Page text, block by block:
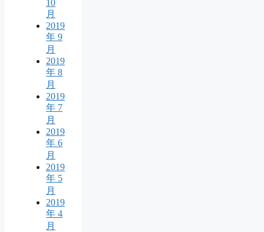
10
月
2019
年 9
月
2019
年 8
月
2019
年 7
月
2019
年 6
月
2019
年 5
月
2019
年 4
月